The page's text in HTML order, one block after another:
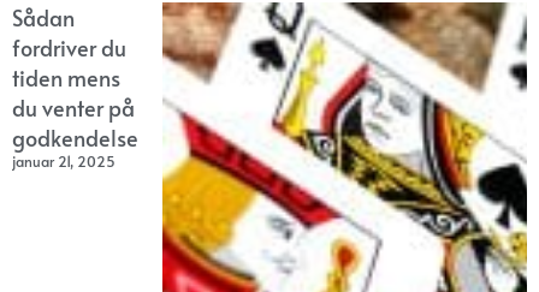
Sådan
fordriver du
tiden mens
du venter på
godkendelse
januar 21, 2025